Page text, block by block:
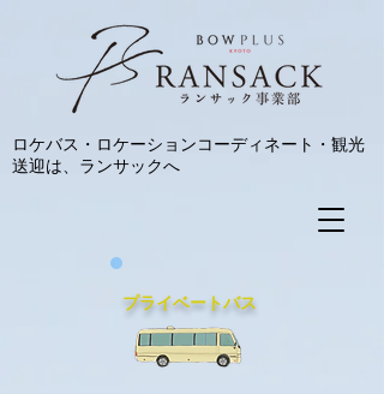
ロケバス・ロケーションコーディネート・観光
送迎は、ランサックへ
プライベートバス